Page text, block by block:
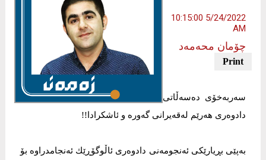
5/24/2022 10:15:00
AM
چۆمان محەمەد
سەربەخۆی دەسەڵاتی
دادوەری هەرێم لەقەیرانی گەورە و ئاشكرادا!!
بەپێی بڕیارێكی ئەنجومەنی دادوەری ئاڵوگۆڕێك ئەنجامدراوە بۆ